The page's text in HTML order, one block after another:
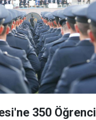
350 Öğrenci